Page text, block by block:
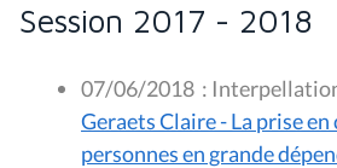
Session 2017 - 2018
07/06/2018 :
Geraets Claire - La prise en
personnes en grande